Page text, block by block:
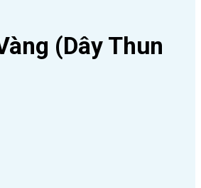
(Dây Thun